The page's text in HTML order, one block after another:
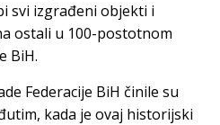
svi izgrađeni objekti i
ostali u 100-postotnom
BiH.
Federacije BiH činile su
kada je ovaj historijski